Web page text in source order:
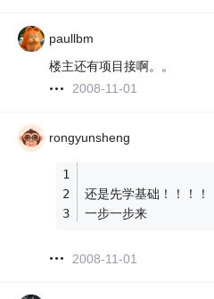
paullbm
楼主还有项目接啊。。
2008-11-01
rongyunsheng
还是先学基础！！！！
一步一步来
2008-11-01